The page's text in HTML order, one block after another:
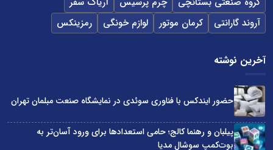
آروند گارانتی
کرمان موتور لوازم خونگی رمزینکس
آخرین نوشته
حضور ایندکس با فناوری سوئدی در نمایشگاه صنعت مبلمان تهران
پیلبان و رهنما کالج؛ حامی استعدادها برای ورود آسان‌تر به
بوت‌کمپ سوشال مدیا